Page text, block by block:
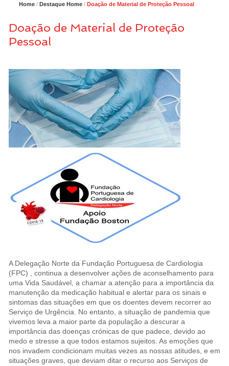
Home/ Destaque Home/ Doação de Material de Proteção Pessoal
Doação de Material de Proteção
Pessoal
A Delegação Norte da Fundação Portuguesa de Cardiologia
(FPC) , continua a desenvolver ações de aconselhamento para
uma Vida Saudável, a chamar a atenção para a importância da
manutenção da medicação habitual e alertar para os sinais e
sintomas das situações em que os doentes devem recorrer ao
Serviço de Urgência. No entanto, a situação de pandemia que
vivemos leva a maior parte da população a descurar a
importância das doenças crónicas de que padece, devido ao
medo e stresse a que todos estamos sujeitos. As emoções que
nos invadem condicionam muitas vezes as nossas atitudes, e em
situações graves, que deviam ditar o recurso aos Serviços de